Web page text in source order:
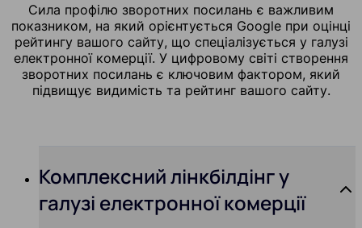
Сила профілю зворотних посилань є важливим
показником, на який орієнтується Google при оцінці
рейтингу вашого сайту, що спеціалізується у галузі
електронної комерції. У цифровому світі створення
зворотних посилань є ключовим фактором, який
підвищує видимість та рейтинг вашого сайту.
Комплексний лінкбілдінг у
галузі електронної комерції